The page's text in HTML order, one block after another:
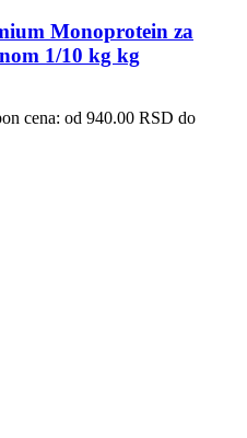
Monoprotein za
1/10 kg kg
cena: od 940.00 RSD do